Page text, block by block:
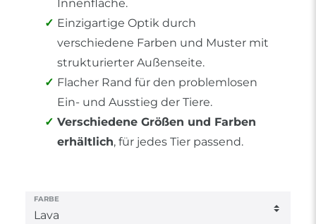
Innenfläche.
Einzigartige Optik durch
verschiedene Farben und Muster mit
strukturierter Außenseite.
Flacher Rand für den problemlosen
Ein- und Ausstieg der Tiere.
Verschiedene Größen und Farben
erhältlich, für jedes Tier passend.
FARBE